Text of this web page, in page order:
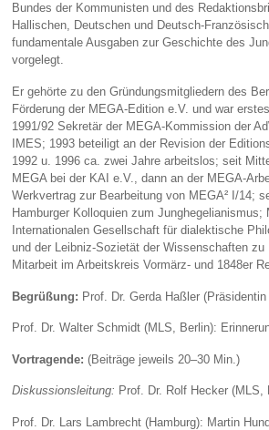
Bundes der Kommunisten und des
Hallischen, Deutschen und Deutsch-
fundamentale Ausgaben zur Geschichte des
vorgelegt.
Er gehörte zu den Gründungsmitgliedern des
Förderung der MEGA-Edition e.V. und war
1991/92 Sekretär der MEGA-Kommission der
IMES; 1993 beteiligt an der Revision der
1992 u. 1996 ca. zwei Jahre arbeitslos; seit
MEGA bei der KAI e.V., dann an der MEGA-
Werkvertrag zur Bearbeitung von MEGA² I/14;
Hamburger Kolloquien zum Junghegelianismus;
Internationalen Gesellschaft für dialektische
und der Leibniz-Sozietät der Wissenschaften zu
Mitarbeit im Arbeitskreis Vormärz- und 1848er
Begrüßung: Prof. Dr. Gerda Haßler
Prof. Dr. Walter Schmidt (MLS, Berlin):
Vortragende:(Beiträge jeweils 20–30 Min.)
Diskussionsleitung: Prof. Dr. Rolf Hecker (MLS,
Prof. Dr. Lars Lambrecht (Hamburg): Martin